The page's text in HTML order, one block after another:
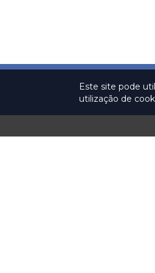
Este site pode
utilização de